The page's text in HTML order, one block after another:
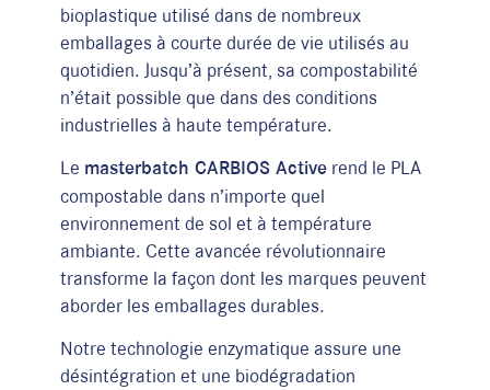
bioplastique utilisé dans de nombreux
emballages à courte durée de vie utilisés au
quotidien. Jusqu’à présent, sa compostabilité
n’était possible que dans des conditions
industrielles à haute température.
Le masterbatch CARBIOS Active rend le PLA
compostable dans n’importe quel
environnement de sol et à température
ambiante. Cette avancée révolutionnaire
transforme la façon dont les marques peuvent
aborder les emballages durables.
Notre technologie enzymatique assure une
désintégration et une biodégradation